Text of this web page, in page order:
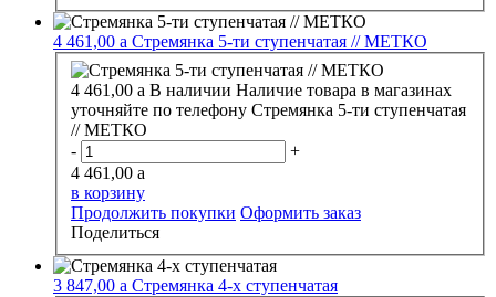
4 461,00 a Стремянка 5-ти ступенчатая // МЕТКО
4 461,00 a В наличии Наличие товара в магазинах
уточняйте по телефону Стремянка 5-ти ступенчатая
// МЕТКО
-
+
4 461,00 a
в корзину
Продолжить покупки Оформить заказ
Поделиться
3 847,00 a Стремянка 4-х ступенчатая